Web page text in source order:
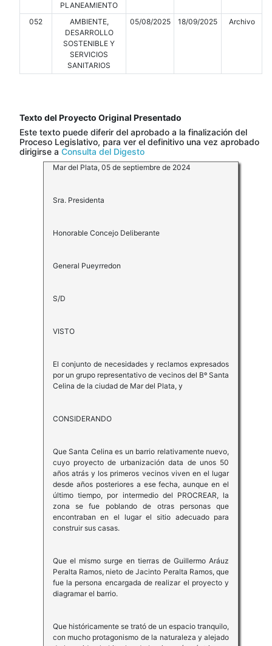
PLANEAMIENTO
052
AMBIENTE,
DESARROLLO
SOSTENIBLE Y
SERVICIOS
SANITARIOS
05/08/2025 18/09/2025 Archivo
Texto del Proyecto Original Presentado
Este texto puede diferir del aprobado a la finalización del
Proceso Legislativo, para ver el definitivo una vez aprobado
dirigirse a Consulta del Digesto
Mar del Plata, 05 de septiembre de 2024
Sra. Presidenta
Honorable Concejo Deliberante
General Pueyrredon
S/D
VISTO
El conjunto de necesidades y reclamos expresados
por un grupo representativo de vecinos del Bº Santa
Celina de la ciudad de Mar del Plata, y
CONSIDERANDO
Que Santa Celina es un barrio relativamente nuevo,
cuyo proyecto de urbanización data de unos 50
años atrás y los primeros vecinos viven en el lugar
desde años posteriores a ese fecha, aunque en el
último tiempo, por intermedio del PROCREAR, la
zona se fue poblando de otras personas que
encontraban en el lugar el sitio adecuado para
construir sus casas.
Que el mismo surge en tierras de Guillermo Aráuz
Peralta Ramos, nieto de Jacinto Peralta Ramos, que
fue la persona encargada de realizar el proyecto y
diagramar el barrio.
Que históricamente se trató de un espacio tranquilo,
con mucho protagonismo de la naturaleza y alejado